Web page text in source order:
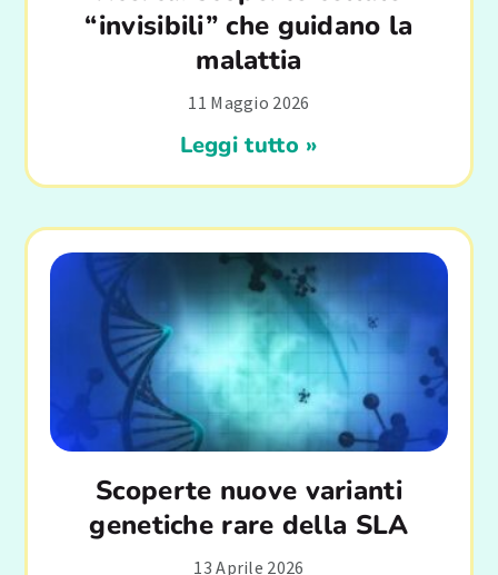
“invisibili” che guidano la
malattia
11 Maggio 2026
Leggi tutto »
Scoperte nuove varianti
genetiche rare della SLA
13 Aprile 2026